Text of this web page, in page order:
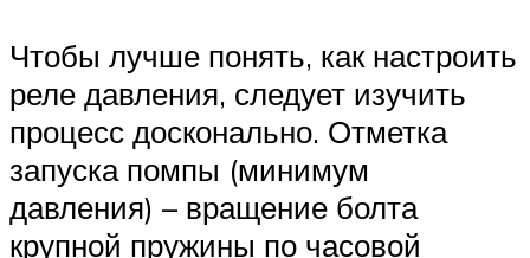
Чтобы лучше понять, как настроить
реле давления, следует изучить
процесс досконально. Отметка
запуска помпы (минимум
давления) – вращение болта
крупной пружины по часовой